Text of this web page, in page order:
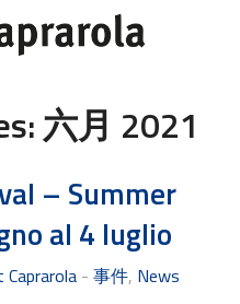
六月 2021
– Summer
al 4 luglio
Caprarola - 事件, News